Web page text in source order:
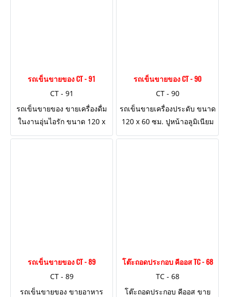
รถเข็นขายของ CT - 91
CT - 91
รถเข็นขายของ ขายเครื่องดื่ม
ในงานอุ่นไอรัก ขนาด 120 x
60 ซม. ตกแต่งงานไม้ ปีกด้าน
รถเข็นขายของ CT - 90
CT - 90
รถเข็นขายเครื่องประดับ ขนาด
120 x 60 ซม. ปูหน้าอลูมิเนียม
โครงป้ายด้านหน้า
รถเข็นขายของ CT - 89
CT - 89
รถเข็นขายของ ขายอาหาร
โต๊ะถอดประกอบ คีออส TC - 68
TC - 68
โต๊ะถอดประกอบ คีออส ขาย